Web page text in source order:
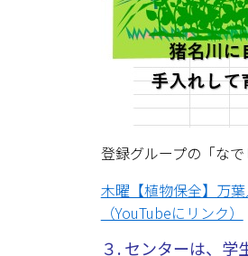
登録グループの「な
木曜【植物保全】万
（YouTubeにリンク）
３. センターは、学